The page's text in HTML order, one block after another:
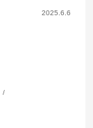
2025.6.6